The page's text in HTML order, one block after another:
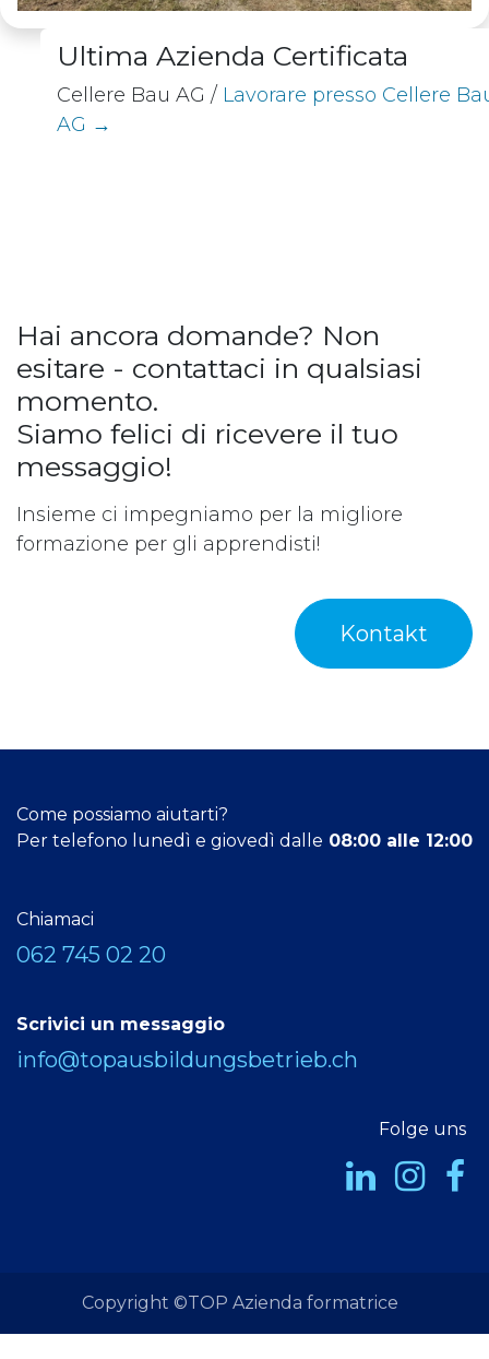
Ultima Azienda Certificata
Cellere Bau AG / Lavorare presso Cellere
AG →
Hai ancora domande? Non
esitare - contattaci in qualsiasi
momento.
Siamo felici di ricevere il tuo
messaggio!
Insieme ci impegniamo per la migliore
formazione per gli apprendisti!
Kontakt
Come possiamo aiutarti?
Per telefono lunedì e giovedì dalle 08:00 alle 12:00
Chiamaci
062 745 02 20
Scrivici un messaggio
info@topausbildungsbetrieb.ch
Folge uns
Copyright ©TOP Azienda formatrice